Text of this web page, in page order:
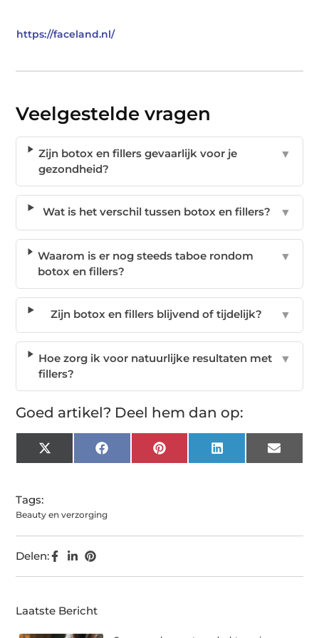
https://faceland.nl/
Veelgestelde vragen
Zijn botox en fillers gevaarlijk voor je
gezondheid?
▼
Wat is het verschil tussen botox en fillers? ▼
Waarom is er nog steeds taboe rondom
botox en fillers?
▼
Zijn botox en fillers blijvend of tijdelijk? ▼
Hoe zorg ik voor natuurlijke resultaten met
fillers?
▼
Goed artikel? Deel hem dan op:
X
(Twitter)
FacebookPinterest LinkedIn Email
Tags:
Beauty en verzorging
Delen:
Laatste Bericht